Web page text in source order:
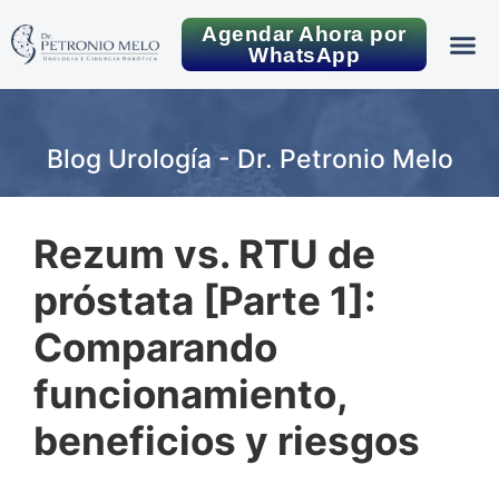
Agendar Ahora por
WhatsApp
Blog Urología - Dr. Petronio Melo
Rezum vs. RTU de
próstata [Parte 1]:
Comparando
funcionamiento,
beneficios y riesgos